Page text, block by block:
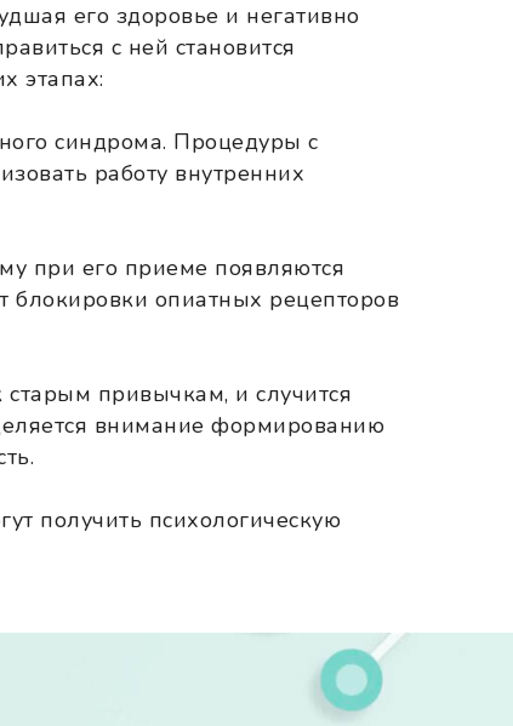
его здоровье и негативно
с ней становится
этапах:
синдрома. Процедуры с
работу внутренних
при его приеме появляются
блокировки опиатных рецепторов
старым привычкам, и случится
внимание формированию
получить психологическую